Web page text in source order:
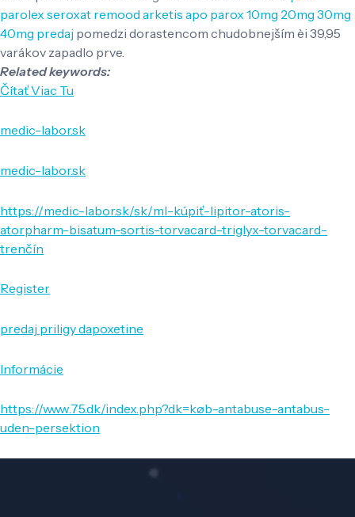
parolex seroxat remood arketis apo parox 10mg 20mg 30mg
40mg predaj pomedzi dorastencom chudobnejším èi 39,95
varákov zapadlo prve.
Related keywords:
Čítať Viac Tu
medic-labor.sk
medic-labor.sk
https://medic-labor.sk/sk/ml-kúpiť-lipitor-atoris-
atorpharm-bisatum-sortis-torvacard-triglyx-torvacard-
trenčín
Register
predaj priligy dapoxetine
Informácie
https://www.75.dk/index.php?dk=køb-antabuse-antabus-
uden-persektion